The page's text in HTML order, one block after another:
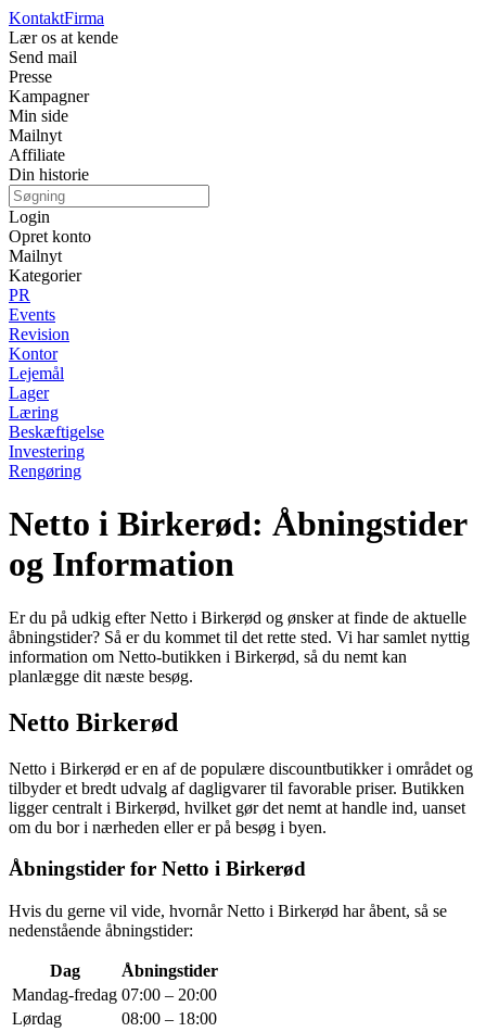
KontaktFirma
Lær os at kende
Send mail
Presse
Kampagner
Min side
Mailnyt
Affiliate
Din historie
Login
Opret konto
Mailnyt
Kategorier
PR
Events
Revision
Kontor
Lejemål
Lager
Læring
Beskæftigelse
Investering
Rengøring
Netto i Birkerød: Åbningstider
og Information
Er du på udkig efter Netto i Birkerød og ønsker at finde de aktuelle
åbningstider? Så er du kommet til det rette sted. Vi har samlet nyttig
information om Netto-butikken i Birkerød, så du nemt kan
planlægge dit næste besøg.
Netto Birkerød
Netto i Birkerød er en af de populære discountbutikker i området og
tilbyder et bredt udvalg af dagligvarer til favorable priser. Butikken
ligger centralt i Birkerød, hvilket gør det nemt at handle ind, uanset
om du bor i nærheden eller er på besøg i byen.
Åbningstider for Netto i Birkerød
Hvis du gerne vil vide, hvornår Netto i Birkerød har åbent, så se
nedenstående åbningstider:
Dag
Åbningstider
Mandag-fredag 07:00 – 20:00
Lørdag
08:00 – 18:00